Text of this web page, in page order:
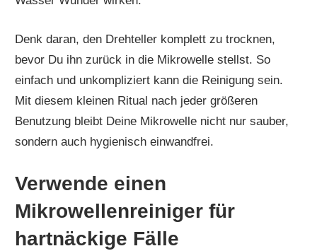
Denk daran, den Drehteller komplett zu trocknen,
bevor Du ihn zurück in die Mikrowelle stellst. So
einfach und unkompliziert kann die Reinigung sein.
Mit diesem kleinen Ritual nach jeder größeren
Benutzung bleibt Deine Mikrowelle nicht nur sauber,
sondern auch hygienisch einwandfrei.
Verwende einen
Mikrowellenreiniger für
hartnäckige Fälle